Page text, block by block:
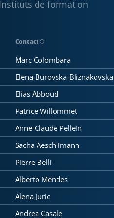
Contact
Marc Colombara
Elena Burovska-Bliznakovska
Elias Abboud
Patrice Willommet
Anne-Claude Pellein
Sacha Aeschlimann
Pierre Belli
Alberto Mendes
Alena Juric
Andrea Casale
de formation